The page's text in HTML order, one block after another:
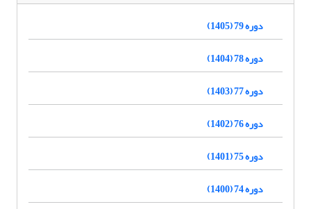
دوره 79 (1405)
دوره 78 (1404)
دوره 77 (1403)
دوره 76 (1402)
دوره 75 (1401)
دوره 74 (1400)